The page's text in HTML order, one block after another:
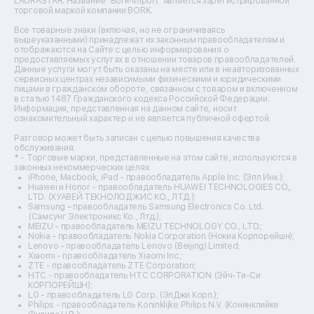
Ремонт вытяжек
Ремонт источников бесперебойного питания
Ремонт пароварок
Ремонт микшерных пультов
Ремонт dj-пультов
Ремонт кухонных плит
Ремонт стедикамов
Ремонт оптических прицелов
Ремонт электровелосипедов
Ремонт видеокамер
Ремонт эхолотов
Ремонт 3d-принтеров
Ремонт прицелов ночного видения
Ремонт винных шкафов
Ремонт выпрямителей
Ремонт сушилок для рук
Ремонт дальномеров
Ремонт снегоуборщиков
торговой маркой компании BORK.
Все товарные знаки (включая, но не ограничиваясь
вышеуказанными) принадлежат их законным правообладателям и
отображаются на Сайте с целью информирования о
предоставляемых услугах в отношении товаров правообладателей.
Данные услуги могут быть оказаны на месте или в неавторизованных
сервисных центрах независимыми физическими и юридическими
лицами в гражданском обороте, связанном с товаром и включенном
в статью 1487 Гражданского кодекса Российской Федерации.
Информация, представленная на данном сайте, носит
ознакомительный характер и не является публичной офертой.
Разговор может быть записан с целью повышения качества
обслуживания.
* - Торговые марки, представленные на этом сайте, используются в
законных некоммерческих целях.
iPhone, Macbook, iPad - правообладатель Apple Inc. (Эпл Инк.);
Huawei и Honor - правообладатель HUAWEI TECHNOLOGIES CO.,
LTD. (ХУАВЕЙ ТЕКНОЛОДЖИС КО., ЛТД.);
Samsung – правообладатель Samsung Electronics Co. Ltd.
(Самсунг Электроникс Ко., Лтд.);
MEIZU - правообладатель MEIZU TECHNOLOGY CO., LTD.;
Nokia - правообладатель Nokia Corporation (Нокиа Корпорейшн);
Lenovo - правообладатель Lenovo (Beijing) Limited;
Xiaomi - правообладатель Xiaomi Inc.;
ZTE - правообладатель ZTE Corporation;
HTC - правообладатель HTC CORPORATION (Эйч-Ти-Си
КОРПОРЕЙШН);
LG - правообладатель LG Corp. (ЭлДжи Корп.);
Philips - правообладатель Koninklijke Philips N.V. (Конинклийке